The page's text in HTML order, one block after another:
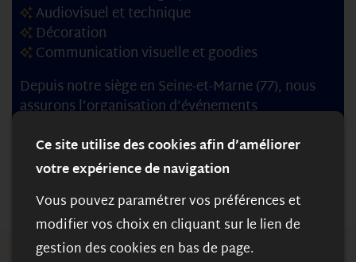
Audiovisuel et technique
Décoration
Communication visuelle et goodies
Depuis notre siège en Seine-et-Marne (77), nous
assurons l’organisation d’événements
constant de rigueur et de flexibilité.
Ce site utilise des cookies afin d’améliorer
votre expérience de navigation
Vous pouvez paramétrer vos préférences et
modifier vos choix en cliquant sur le lien de
gestion des cookies en bas de page.